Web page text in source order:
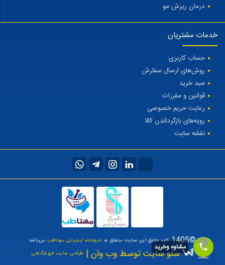
درمان ریزش مو
خدمات مشتریان
حساب کاربری
روش‌های ارسال سفارش
سبد خرید
قوانین و مقررات
رعایت حریم خصوصی
رویه‌های بازگرداندن کالا
نقشه سایت
©1405 کلیه حقوق این سایت متعلق به داروخانه اینترنتی مهتاطبمی‌باشد
سئو سایت توسط وب وان | طراحی سایت فروشگاهی
مشاوه وخرید